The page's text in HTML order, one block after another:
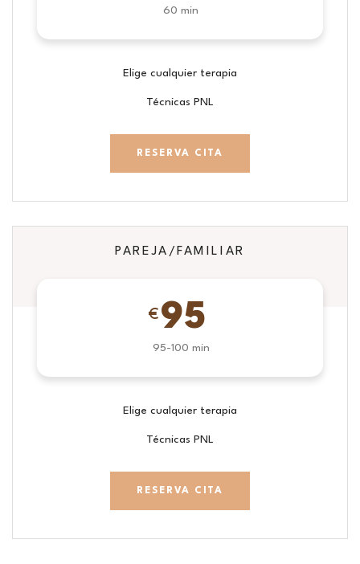
60 min
Elige cualquier terapia
Técnicas PNL
RESERVA CITA
PAREJA/FAMILIAR
€ 95
95-100 min
Elige cualquier terapia
Técnicas PNL
RESERVA CITA